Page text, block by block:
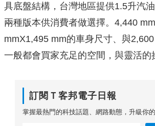
具底盤結構，台灣地區提供1.5升汽
兩種版本供消費者做選擇。4,440
mmX1,495 mm的車身尺寸、與
一般都會買家充足的空間，與靈活的
訂閱Ｔ客邦電子日報
掌握最熱門的科技話題、網路動態，升級你